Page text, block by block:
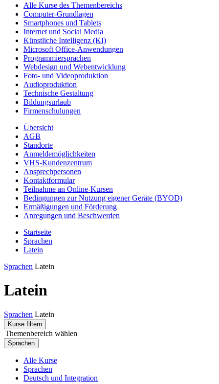
Alle Kurse des Themenbereichs
Computer-Grundlagen
Smartphones und Tablets
Internet und Social Media
Künstliche Intelligenz (KI)
Microsoft Office-Anwendungen
Programmiersprachen
Webdesign und Webentwicklung
Foto- und Videoproduktion
Audioproduktion
Technische Gestaltung
Bildungsurlaub
Firmenschulungen
Übersicht
AGB
Standorte
Anmeldemöglichkeiten
VHS-Kundenzentrum
Ansprechpersonen
Kontaktformular
Teilnahme an Online-Kursen
Bedingungen zur Nutzung eigener Geräte (BYOD)
Ermäßigungen und Förderung
Anregungen und Beschwerden
Startseite
Sprachen
Latein
Sprachen Latein
Latein
Sprachen Latein
Kurse filtern
Themenbereich wählen
Sprachen
Alle Kurse
Sprachen
Deutsch und Integration